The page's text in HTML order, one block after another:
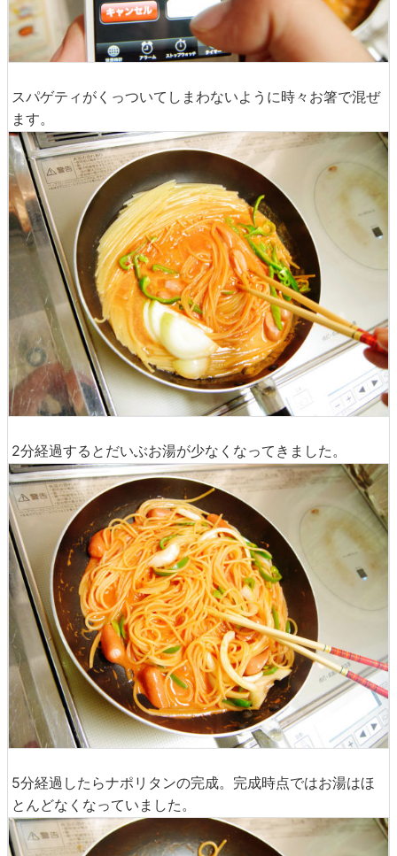
スパゲティがくっついてしまわないように時々お箸で混ぜ
ます。
2分経過するとだいぶお湯が少なくなってきました。
5分経過したらナポリタンの完成。完成時点ではお湯はほ
とんどなくなっていました。